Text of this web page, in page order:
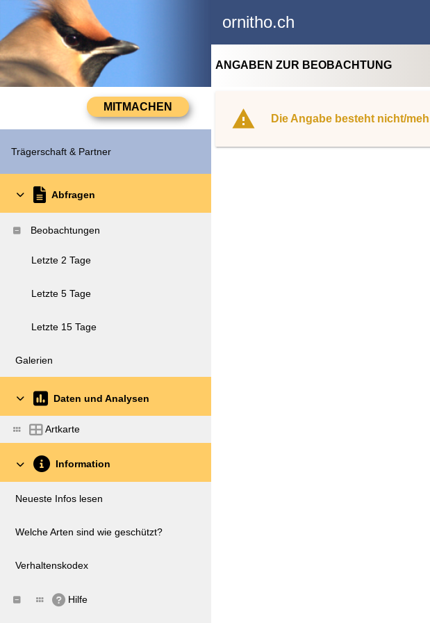
ornitho.ch
Trägerschaft & Partner
Abfragen
Beobachtungen
Letzte 2 Tage
Letzte 5 Tage
Letzte 15 Tage
Galerien
Daten und Analysen
Artkarte
Information
Neueste Infos lesen
Welche Arten sind wie geschützt?
Verhaltenskodex
Hilfe
ANGABEN ZUR BEOBACHTUNG
Die Angabe besteht nicht/